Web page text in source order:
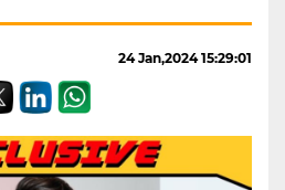
24 Jan,2024 15:29:01